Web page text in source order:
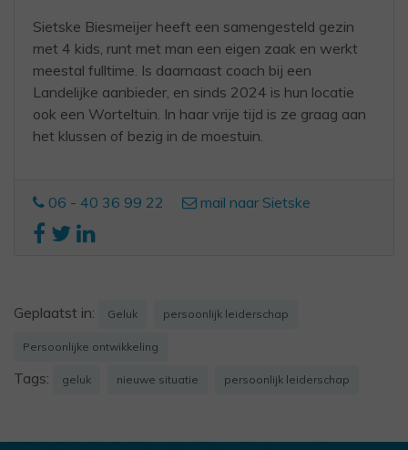
Sietske Biesmeijer heeft een samengesteld gezin
met 4 kids, runt met man een eigen zaak en werkt
meestal fulltime. Is daarnaast coach bij een
Landelijke aanbieder, en sinds 2024 is hun locatie
ook een Worteltuin. In haar vrije tijd is ze graag aan
het klussen of bezig in de moestuin.
06 - 40 36 99 22 mail naar Sietske
Geplaatst in: Geluk persoonlijk leiderschap
Persoonlijke ontwikkeling
Tags: geluk nieuwe situatie persoonlijk leiderschap